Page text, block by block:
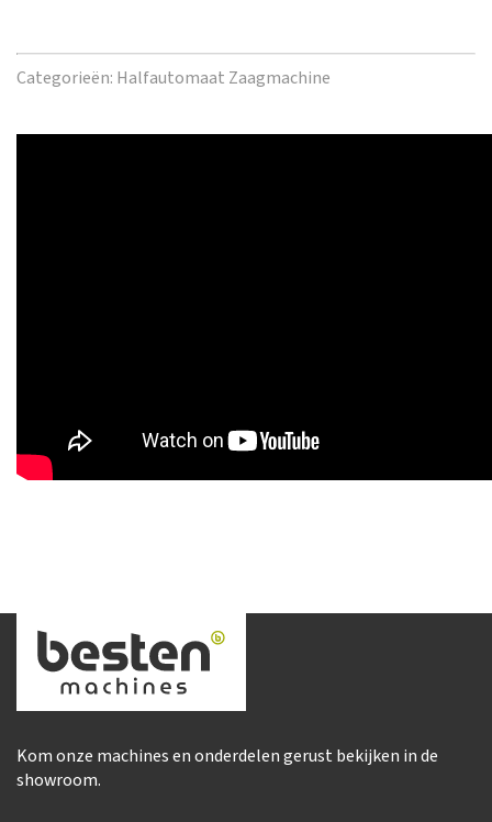
Categorieën: Halfautomaat Zaagmachine
Kom onze machines en onderdelen gerust bekijken in de
showroom.